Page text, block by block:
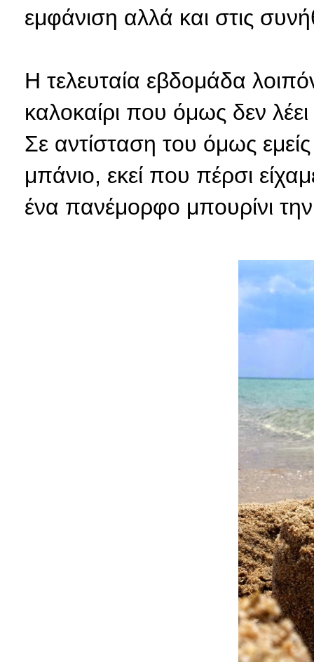
εμφάνιση αλλά και στις
Η τελευταία εβδομάδα
καλοκαίρι που όμως δεν
Σε αντίσταση του όμως
μπάνιο, εκεί που πέρσι
ένα πανέμορφο μπουρίνι